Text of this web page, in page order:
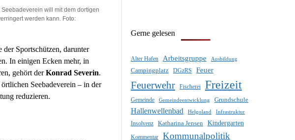
will mit dem dortigen
werden kann. Foto:
Sportschützen, darunter
In einigen Ecken mehr, in
gehört derKonrad Severin.
Seebadeverein – in der
reduzieren.
Gerne gelesen
Alter Hafen Arbeitsgruppe Ausbildung
Campingplatz DGzRS Feuer
Feuerwehr Fischerei Freizeit
Gemeinde Gemeindeentwicklung Grundschule
Hallenwellenbad Helgoland Infrastruktur
Insolvenz Katharina Jensen Kindergarten
Kommentar Kommunalpolitik